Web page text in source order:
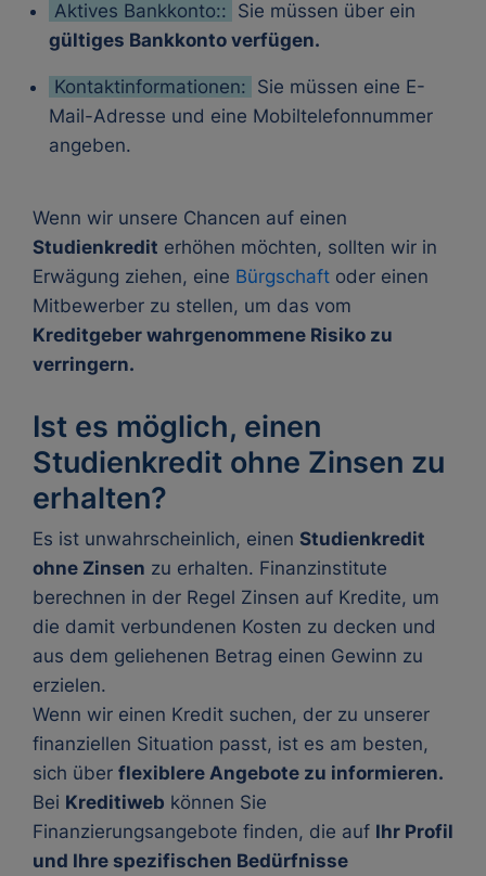
Aktives Bankkonto:: Sie müssen über ein
gültiges Bankkonto verfügen.
Kontaktinformationen: Sie müssen eine E-
Mail-Adresse und eine Mobiltelefonnummer
angeben.
Wenn wir unsere Chancen auf einen
Studienkredit erhöhen möchten, sollten wir in
Erwägung ziehen, eine Bürgschaft oder einen
Mitbewerber zu stellen, um das vom
Kreditgeber wahrgenommene Risiko zu
verringern.
Ist es möglich, einen
Studienkredit ohne Zinsen zu
erhalten?
Es ist unwahrscheinlich, einen Studienkredit
ohne Zinsen zu erhalten. Finanzinstitute
berechnen in der Regel Zinsen auf Kredite, um
die damit verbundenen Kosten zu decken und
aus dem geliehenen Betrag einen Gewinn zu
erzielen.
Wenn wir einen Kredit suchen, der zu unserer
finanziellen Situation passt, ist es am besten,
sich über flexiblere Angebote zu informieren.
Bei Kreditiweb können Sie
Finanzierungsangebote finden, die auf Ihr Profil
und Ihre spezifischen Bedürfnisse